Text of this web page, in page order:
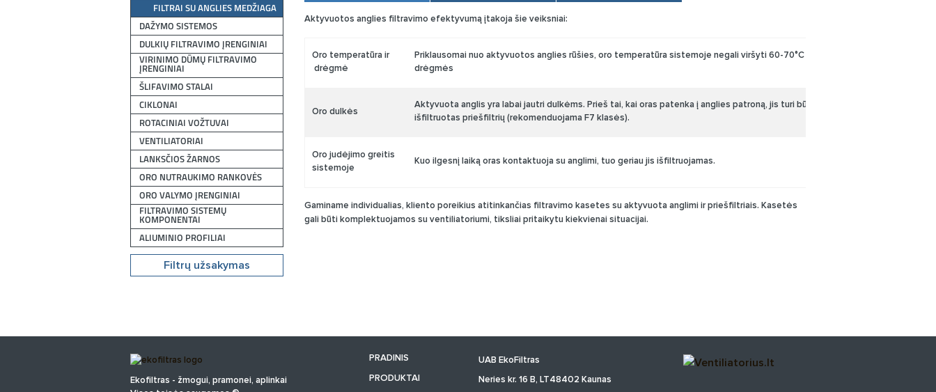
FILTRAI SU ANGLIES MEDŽIAGA
DAŽYMO SISTEMOS
DULKIŲ FILTRAVIMO ĮRENGINIAI
VIRINIMO DŪMŲ FILTRAVIMO
ĮRENGINIAI
ŠLIFAVIMO STALAI
CIKLONAI
ROTACINIAI VOŽTUVAI
VENTILIATORIAI
LANKSČIOS ŽARNOS
ORO NUTRAUKIMO RANKOVĖS
ORO VALYMO ĮRENGINIAI
FILTRAVIMO SISTEMŲ
KOMPONENTAI
ALIUMINIO PROFILIAI
Filtrų užsakymas
Aktyvuotos anglies filtravimo efektyvumą įtakoja šie veiksniai:
Oro temperatūra ir
drėgmė
Priklausomai nuo aktyvuotos anglies rūšies, oro temperatūra sistemoje negali viršyti 60-70°C ir 60-80%
drėgmės
Oro dulkės
Aktyvuota anglis yra labai jautri dulkėms. Prieš tai, kai oras patenka į anglies patroną, jis turi būti
išfiltruotas priešfiltrių (rekomenduojama F7 klasės).
Oro judėjimo greitis
sistemoje
Kuo ilgesnį laiką oras kontaktuoja su anglimi, tuo geriau jis išfiltruojamas.
Gaminame individualias, kliento poreikius atitinkančias filtravimo kasetes su aktyvuota anglimi ir priešfiltriais. Kasetės
gali būti komplektuojamos su ventiliatoriumi, tiksliai pritaikytu kiekvienai situacijai.
Ekofiltras - žmogui, pramonei, aplinkai
PRADINIS
PRODUKTAI
UAB EkoFiltras
Neries kr. 16 B, LT48402 Kaunas